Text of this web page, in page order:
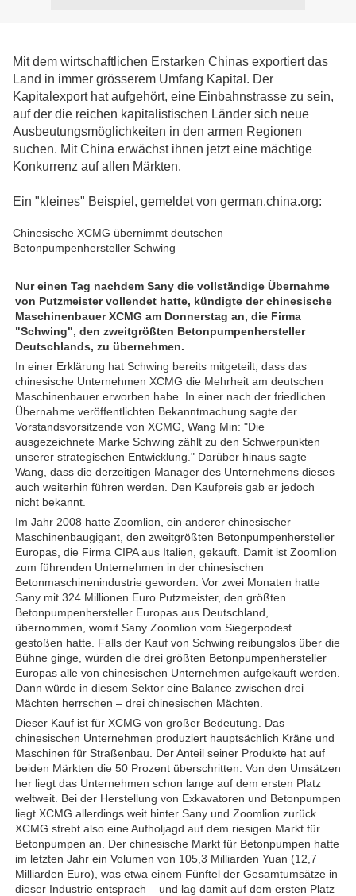
Mit dem wirtschaftlichen Erstarken Chinas exportiert das
Land in immer grösserem Umfang Kapital. Der
Kapitalexport hat aufgehört, eine Einbahnstrasse zu sein,
auf der die reichen kapitalistischen Länder sich neue
Ausbeutungsmöglichkeiten in den armen Regionen
suchen. Mit China erwächst ihnen jetzt eine mächtige
Konkurrenz auf allen Märkten.
Ein "kleines" Beispiel, gemeldet von german.china.org:
Chinesische XCMG übernimmt deutschen
Betonpumpenhersteller Schwing
Nur einen Tag nachdem Sany die vollständige Übernahme
von Putzmeister vollendet hatte, kündigte der chinesische
Maschinenbauer XCMG am Donnerstag an, die Firma
"Schwing", den zweitgrößten Betonpumpenhersteller
Deutschlands, zu übernehmen.
In einer Erklärung hat Schwing bereits mitgeteilt, dass das
chinesische Unternehmen XCMG die Mehrheit am deutschen
Maschinenbauer erworben habe. In einer nach der friedlichen
Übernahme veröffentlichten Bekanntmachung sagte der
Vorstandsvorsitzende von XCMG, Wang Min: "Die
ausgezeichnete Marke Schwing zählt zu den Schwerpunkten
unserer strategischen Entwicklung." Darüber hinaus sagte
Wang, dass die derzeitigen Manager des Unternehmens dieses
auch weiterhin führen werden. Den Kaufpreis gab er jedoch
nicht bekannt.
Im Jahr 2008 hatte Zoomlion, ein anderer chinesischer
Maschinenbaugigant, den zweitgrößten Betonpumpenhersteller
Europas, die Firma CIPA aus Italien, gekauft. Damit ist Zoomlion
zum führenden Unternehmen in der chinesischen
Betonmaschinenindustrie geworden. Vor zwei Monaten hatte
Sany mit 324 Millionen Euro Putzmeister, den größten
Betonpumpenhersteller Europas aus Deutschland,
übernommen, womit Sany Zoomlion vom Siegerpodest
gestoßen hatte. Falls der Kauf von Schwing reibungslos über die
Bühne ginge, würden die drei größten Betonpumpenhersteller
Europas alle von chinesischen Unternehmen aufgekauft werden.
Dann würde in diesem Sektor eine Balance zwischen drei
Mächten herrschen – drei chinesischen Mächten.
Dieser Kauf ist für XCMG von großer Bedeutung. Das
chinesischen Unternehmen produziert hauptsächlich Kräne und
Maschinen für Straßenbau. Der Anteil seiner Produkte hat auf
beiden Märkten die 50 Prozent überschritten. Von den Umsätzen
her liegt das Unternehmen schon lange auf dem ersten Platz
weltweit. Bei der Herstellung von Exkavatoren und Betonpumpen
liegt XCMG allerdings weit hinter Sany und Zoomlion zurück.
XCMG strebt also eine Aufholjagd auf dem riesigen Markt für
Betonpumpen an. Der chinesische Markt für Betonpumpen hatte
im letzten Jahr ein Volumen von 105,3 Milliarden Yuan (12,7
Milliarden Euro), was etwa einem Fünftel der Gesamtumsätze in
dieser Industrie entsprach – und lag damit auf dem ersten Platz